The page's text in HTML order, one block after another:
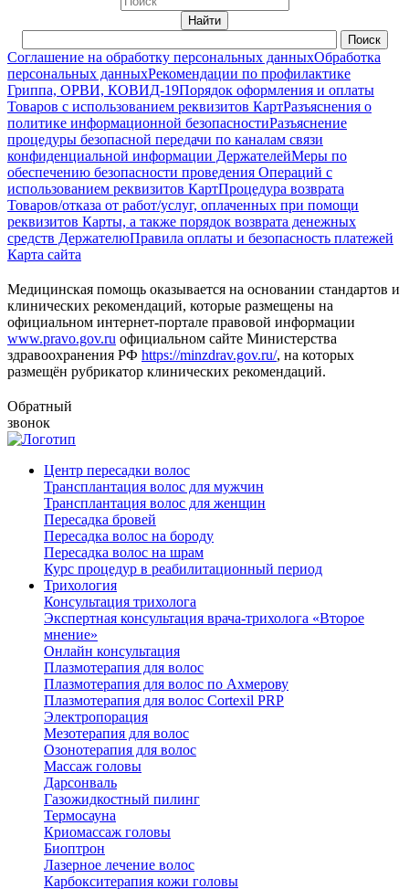
Соглашение на обработку персональных данныхОбработка
персональных данныхРекомендации по профилактике
Гриппа, ОРВИ, КОВИД-19Порядок оформления и оплаты
Товаров с использованием реквизитов КартРазъяснения о
политике информационной безопасностиРазъяснение
процедуры безопасной передачи по каналам связи
конфиденциальной информации ДержателейМеры по
обеспечению безопасности проведения Операций с
использованием реквизитов КартПроцедура возврата
Товаров/отказа от работ/услуг, оплаченных при помощи
реквизитов Карты, а также порядок возврата денежных
средств ДержателюПравила оплаты и безопасность платежей
Карта сайта
Медицинская помощь оказывается на основании стандартов и
клинических рекомендаций, которые размещены на
официальном интернет-портале правовой информации
www.pravo.gov.ru официальном сайте Министерства
здравоохранения РФ https://minzdrav.gov.ru/, на которых
размещён рубрикатор клинических рекомендаций.
Обратный
звонок
Центр пересадки волос
Трансплантация волос для мужчин
Трансплантация волос для женщин
Пересадка бровей
Пересадка волос на бороду
Пересадка волос на шрам
Курс процедур в реабилитационный период
Трихология
Консультация трихолога
Экспертная консультация врача-трихолога «Второе
мнение»
Онлайн консультация
Плазмотерапия для волос
Плазмотерапия для волос по Ахмерову
Плазмотерапия для волос Cortexil PRP
Электропорация
Мезотерапия для волос
Озонотерапия для волос
Массаж головы
Дарсонваль
Газожидкостный пилинг
Термосауна
Криомассаж головы
Биоптрон
Лазерное лечение волос
Карбокситерапия кожи головы